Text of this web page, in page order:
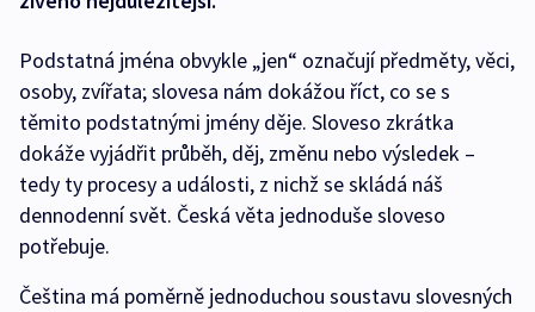
Podstatná jména obvykle „jen“ označují předměty, věci,
osoby, zvířata; slovesa nám dokážou říct, co se s
těmito podstatnými jmény děje. Sloveso zkrátka
dokáže vyjádřit průběh, děj, změnu nebo výsledek –
tedy ty procesy a události, z nichž se skládá náš
dennodenní svět. Česká věta jednoduše sloveso
potřebuje.
Čeština má poměrně jednoduchou soustavu slovesných